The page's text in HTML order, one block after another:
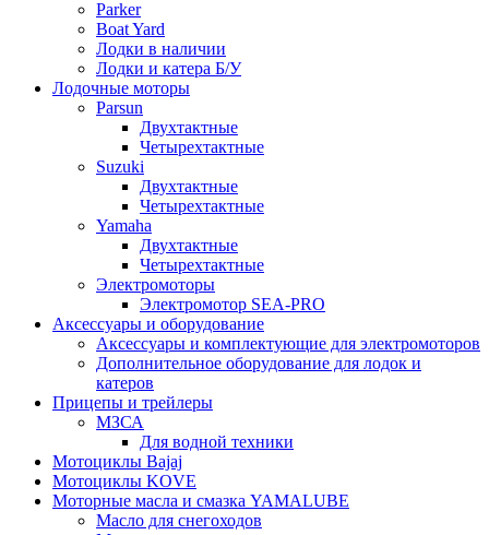
Parker
Boat Yard
Лодки в наличии
Лодки и катера Б/У
Лодочные моторы
Parsun
Двухтактные
Четырехтактные
Suzuki
Двухтактные
Четырехтактные
Yamaha
Двухтактные
Четырехтактные
Электромоторы
Электромотор SEA-PRO
Аксессуары и оборудование
Аксессуары и комплектующие для электромоторов
Дополнительное оборудование для лодок и
катеров
Прицепы и трейлеры
МЗСА
Для водной техники
Мотоциклы Bajaj
Мотоциклы KOVE
Моторные масла и смазка YAMALUBE
Масло для снегоходов